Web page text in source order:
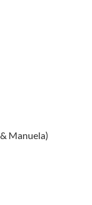
Manuela)